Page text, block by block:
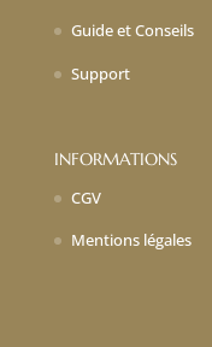
Guide et Conseils
Support
INFORMATIONS
CGV
Mentions légales